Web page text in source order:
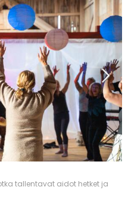
tallentavat aidot hetket ja